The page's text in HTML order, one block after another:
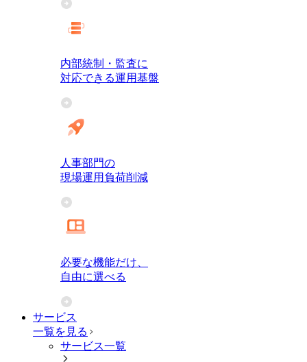
内部統制・監査に
対応できる運用基盤
人事部門の
現場運用負荷削減
必要な機能だけ、
自由に選べる
サービス
一覧を見る
サービス一覧